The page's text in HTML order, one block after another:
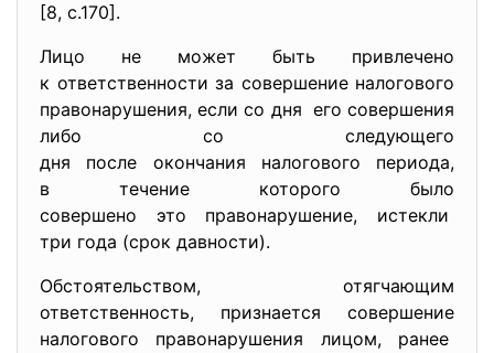
[8, с.170].
Лицо не может быть привлечено
к ответственности за совершение налогового
правонарушения, если со дня его совершения
либо со следующего
дня после окончания налогового периода,
в течение которого было
совершено это правонарушение, истекли
три года (срок давности).
Обстоятельством, отягчающим
ответственность, признается совершение
налогового правонарушения лицом, ранее